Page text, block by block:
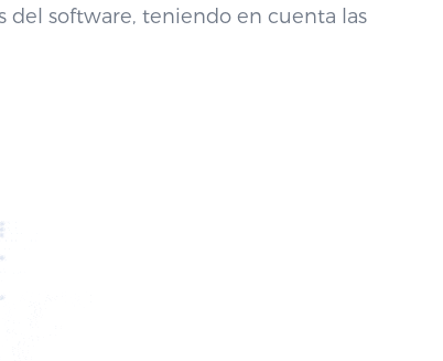
del software, teniendo en cuenta las